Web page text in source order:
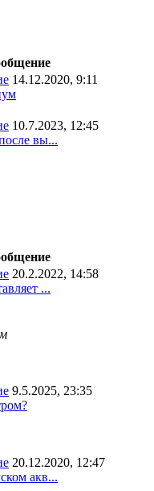
14.12.2020, 9:11
10.7.2023, 12:45
вы...
20.2.2022, 14:58
...
9.5.2025, 23:35
20.12.2020, 12:47
акв...